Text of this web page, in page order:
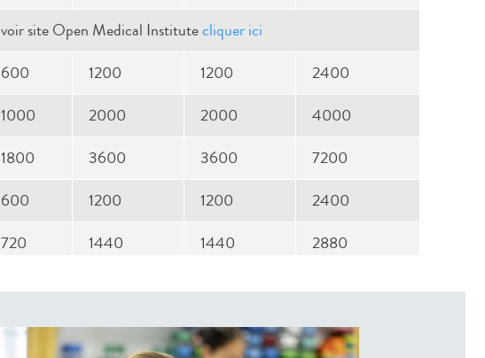
voir site Open Medical Institutecliquer ici
600 1200 1200
2400
1000 2000 2000
4000
1800 3600 3600
7200
600 1200 1200
2400
720 1440 1440
2880
980 1960 1960
3920